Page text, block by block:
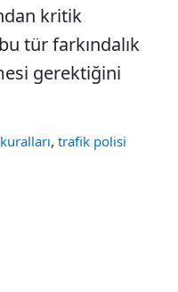
kritik
tür farkındalık
gerektiğini
, trafik polisi